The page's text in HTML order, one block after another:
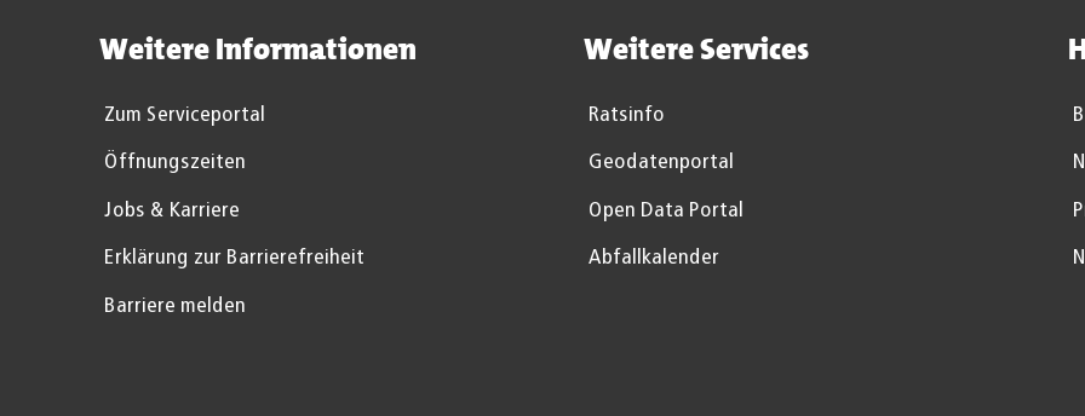
Weitere Informationen
Zum Serviceportal
Öffnungszeiten
Jobs & Karriere
Erklärung zur Barrierefreiheit
Barriere melden
Weitere Services
Ratsinfo
Geodatenportal
Open Data Portal
Abfallkalender